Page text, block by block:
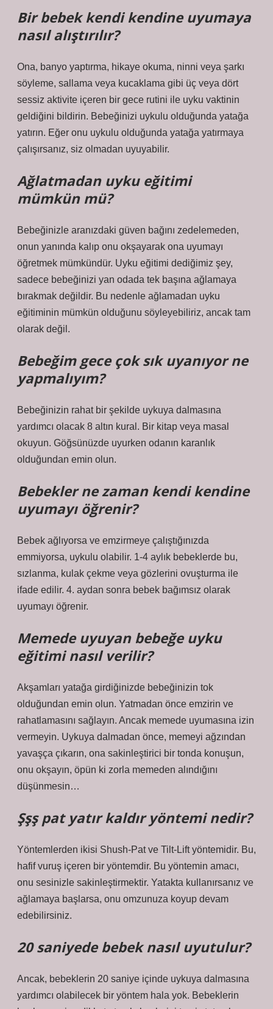
Bir bebek kendi kendine uyumaya
nasıl alıştırılır?
Ona, banyo yaptırma, hikaye okuma, ninni veya şarkı
söyleme, sallama veya kucaklama gibi üç veya dört
sessiz aktivite içeren bir gece rutini ile uyku vaktinin
geldiğini bildirin. Bebeğinizi uykulu olduğunda yatağa
yatırın. Eğer onu uykulu olduğunda yatağa yatırmaya
çalışırsanız, siz olmadan uyuyabilir.
Ağlatmadan uyku eğitimi
mümkün mü?
Bebeğinizle aranızdaki güven bağını zedelemeden,
onun yanında kalıp onu okşayarak ona uyumayı
öğretmek mümkündür. Uyku eğitimi dediğimiz şey,
sadece bebeğinizi yan odada tek başına ağlamaya
bırakmak değildir. Bu nedenle ağlamadan uyku
eğitiminin mümkün olduğunu söyleyebiliriz, ancak tam
olarak değil.
Bebeğim gece çok sık uyanıyor ne
yapmalıyım?
Bebeğinizin rahat bir şekilde uykuya dalmasına
yardımcı olacak 8 altın kural. Bir kitap veya masal
okuyun. Göğsünüzde uyurken odanın karanlık
olduğundan emin olun.
Bebekler ne zaman kendi kendine
uyumayı öğrenir?
Bebek ağlıyorsa ve emzirmeye çalıştığınızda
emmiyorsa, uykulu olabilir. 1-4 aylık bebeklerde bu,
sızlanma, kulak çekme veya gözlerini ovuşturma ile
ifade edilir. 4. aydan sonra bebek bağımsız olarak
uyumayı öğrenir.
Memede uyuyan bebeğe uyku
eğitimi nasıl verilir?
Akşamları yatağa girdiğinizde bebeğinizin tok
olduğundan emin olun. Yatmadan önce emzirin ve
rahatlamasını sağlayın. Ancak memede uyumasına izin
vermeyin. Uykuya dalmadan önce, memeyi ağzından
yavaşça çıkarın, ona sakinleştirici bir tonda konuşun,
onu okşayın, öpün ki zorla memeden alındığını
düşünmesin…
Şşş pat yatır kaldır yöntemi nedir?
Yöntemlerden ikisi Shush-Pat ve Tilt-Lift yöntemidir. Bu,
hafif vuruş içeren bir yöntemdir. Bu yöntemin amacı,
onu sesinizle sakinleştirmektir. Yatakta kullanırsanız ve
ağlamaya başlarsa, onu omzunuza koyup devam
edebilirsiniz.
20 saniyede bebek nasıl uyutulur?
Ancak, bebeklerin 20 saniye içinde uykuya dalmasına
yardımcı olabilecek bir yöntem hala yok. Bebeklerin